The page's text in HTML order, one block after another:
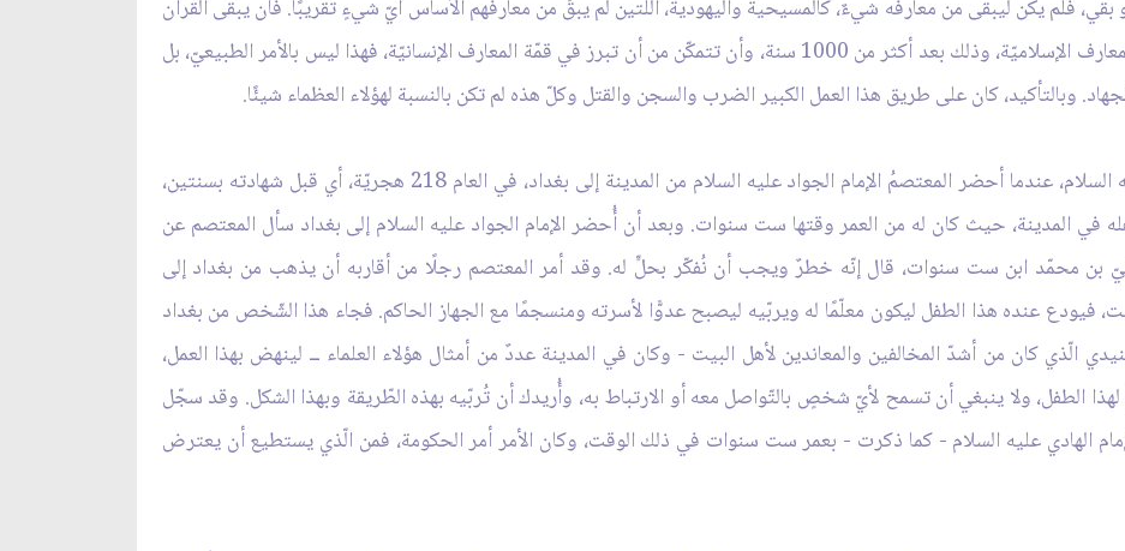
فلم يكن ليبقى من معارفه شيءٌ، كالمسيحية واليهودية، اللتين لم يبقَ من معارفهم الأساس أيّ شيءٍ تقريبًا. فأن يبقى القرآن
سالمًا والحديث النبويّ وكلّ هذه الأحكام والمعارف الإسلاميّة، وذلك بعد أكثر من 1000 سنة، وأن تتمكّن من أن تبرز في قمّة المعارف الإنسانيّة، فهذا ليس بالأمر الطبيعيّ، بل
وبالتأكيد، كان على طريق هذا العمل الكبير الضرب والسجن والقتل وكلّ هذه لم تكن بالنسبة لهؤلاء العظماء شيئًا.
يوجد حديثٌ حول طفولة الإمام الهادي عليه السلام، عندما أحضر المعتصمُ الإمام الجواد عليه السلام من المدينة إلى بغداد، في العام 218 هجريّة، أي قبل شهادته بسنتين،
في المدينة، حيث كان له من العمر وقتها ست سنوات. وبعد أن أُحضر الإمام الجواد عليه السلام إلى بغداد سأل المعتصم عن
بن محمّد ابن ست سنوات، قال إنّه خطرٌ ويجب أن نُفكّر بحلٍّ له. وقد أمر المعتصم رجلًا من أقاربه أن يذهب من بغداد إلى
فيودع عنده هذا الطفل ليكون معلّمًا له ويربّيه ليصبح عدوًّا لأسرته ومنسجمًا مع الجهاز الحاكم. فجاء هذا الشّخص من بغداد
الّذي كان من أشدّ المخالفين والمعاندين لأهل البيت - وكان في المدينة عددٌ من أمثال هؤلاء العلماء ــ لينهض بهذا العمل،
الطفل، ولا ينبغي أن تسمح لأيّ شخصٍ بالتّواصل معه أو الارتباط به، وأُريدك أن تُربّيه بهذه الطّريقة وبهذا الشكل. وقد سجّل
الهادي عليه السلام - كما ذكرت - بعمر ست سنوات في ذلك الوقت، وكان الأمر أمر الحكومة، فمن الّذي يستطيع أن يعترض